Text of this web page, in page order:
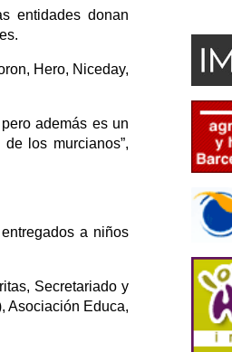
entidades donan
Hero, Niceday,
además es un
los murcianos”,
a niños
Secretariado y
Asociación Educa,